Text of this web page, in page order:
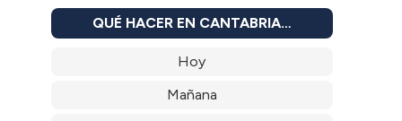
QUÉ HACER EN CANTABRIA…
Hoy
Mañana